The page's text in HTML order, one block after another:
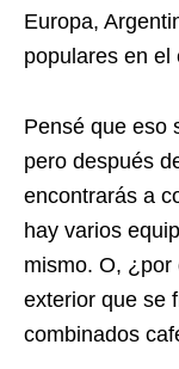
Europa,
populares en el
Pensé que eso
pero después
encontrarás a
hay varios
mismo. O, ¿por
exterior que se
combinados